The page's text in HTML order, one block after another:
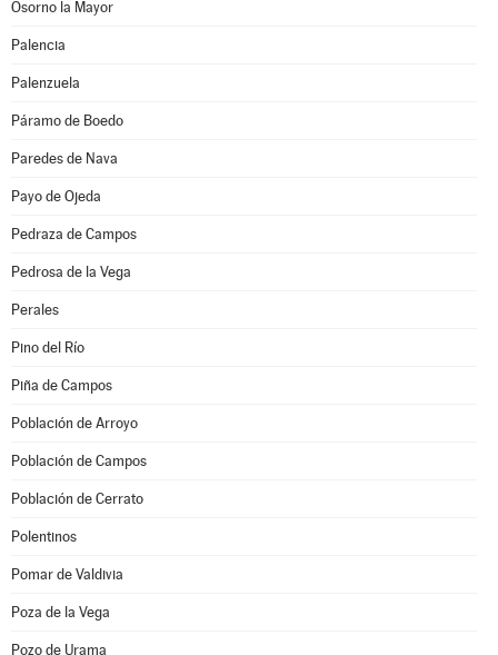
Osorno la Mayor
Palencia
Palenzuela
Páramo de Boedo
Paredes de Nava
Payo de Ojeda
Pedraza de Campos
Pedrosa de la Vega
Perales
Pino del Río
Piña de Campos
Población de Arroyo
Población de Campos
Población de Cerrato
Polentinos
Pomar de Valdivia
Poza de la Vega
Pozo de Urama